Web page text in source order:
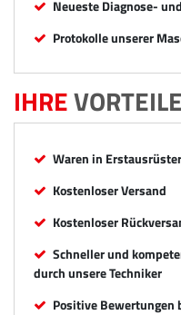
Neueste Diagnose-
Protokolle unserer
IHRE
Waren in
Kostenloser Versand
Kostenloser
Schneller und
durch unsere Techniker
Positive Bewertungen